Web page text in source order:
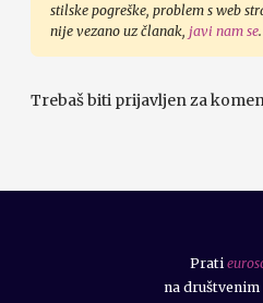
stilske pogreške, problem s web
nije vezano uz članak, javi nam se.
Trebaš biti prijavljen za
Prati
na društvenim